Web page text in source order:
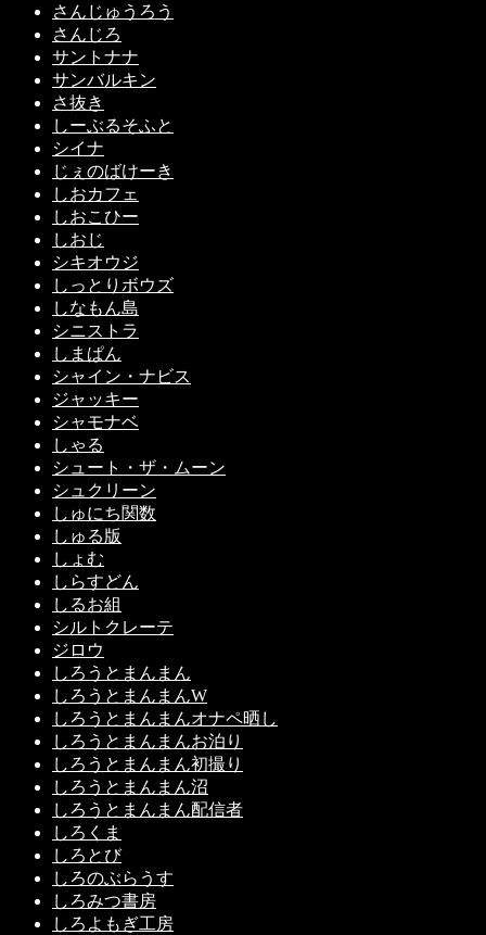
さんじゅうろう
さんじろ
サントナナ
サンバルキン
さ抜き
しーぶるそふと
シイナ
じぇのばけーき
しおカフェ
しおこひー
しおじ
シキオウジ
しっとりボウズ
しなもん島
シニストラ
しまぱん
シャイン・ナビス
ジャッキー
シャモナベ
しゃる
シュート・ザ・ムーン
シュクリーン
しゅにち関数
しゅる版
しょむ
しらすどん
しるお組
シルトクレーテ
ジロウ
しろうとまんまん
しろうとまんまんW
しろうとまんまんオナペ晒し
しろうとまんまんお泊り
しろうとまんまん初撮り
しろうとまんまん沼
しろうとまんまん配信者
しろくま
しろとび
しろのぶらうす
しろみつ書房
しろよもぎ工房